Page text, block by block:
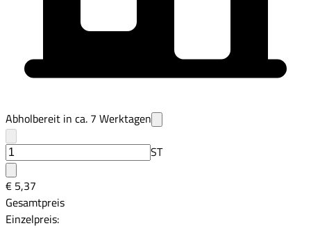
Abholbereit in ca. 7 Werktagen
ST
€ 5,37
Gesamtpreis
Einzelpreis: